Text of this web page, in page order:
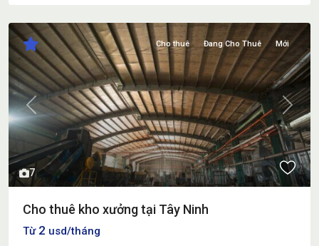
7
Previous Next
Cho thuê Đang Cho Thuê Mới
Cho thuê kho xưởng tại Tây Ninh
Từ 2 usd/tháng